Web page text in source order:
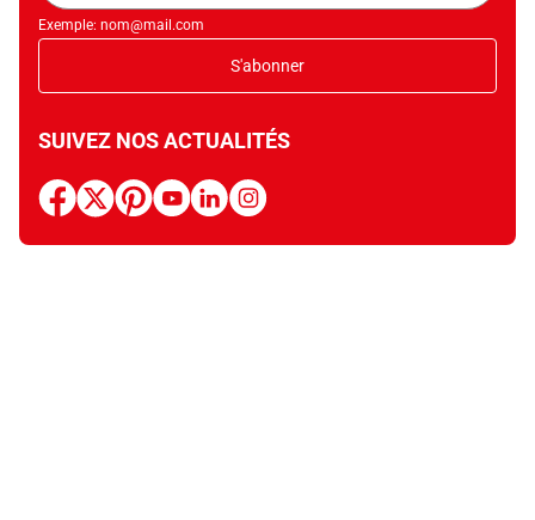
Exemple: nom@mail.com
S'abonner
SUIVEZ NOS ACTUALITÉS
facebook
x pinterestyoutubelinkedininstagram